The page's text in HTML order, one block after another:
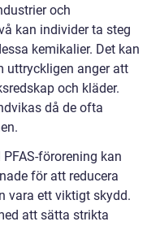
och
kan individer ta steg
kemikalier. Det kan
uttryckligen anger att
och kläder.
då de ofta
förorening kan
för att reducera
vara ett viktigt skydd.
att sätta strikta